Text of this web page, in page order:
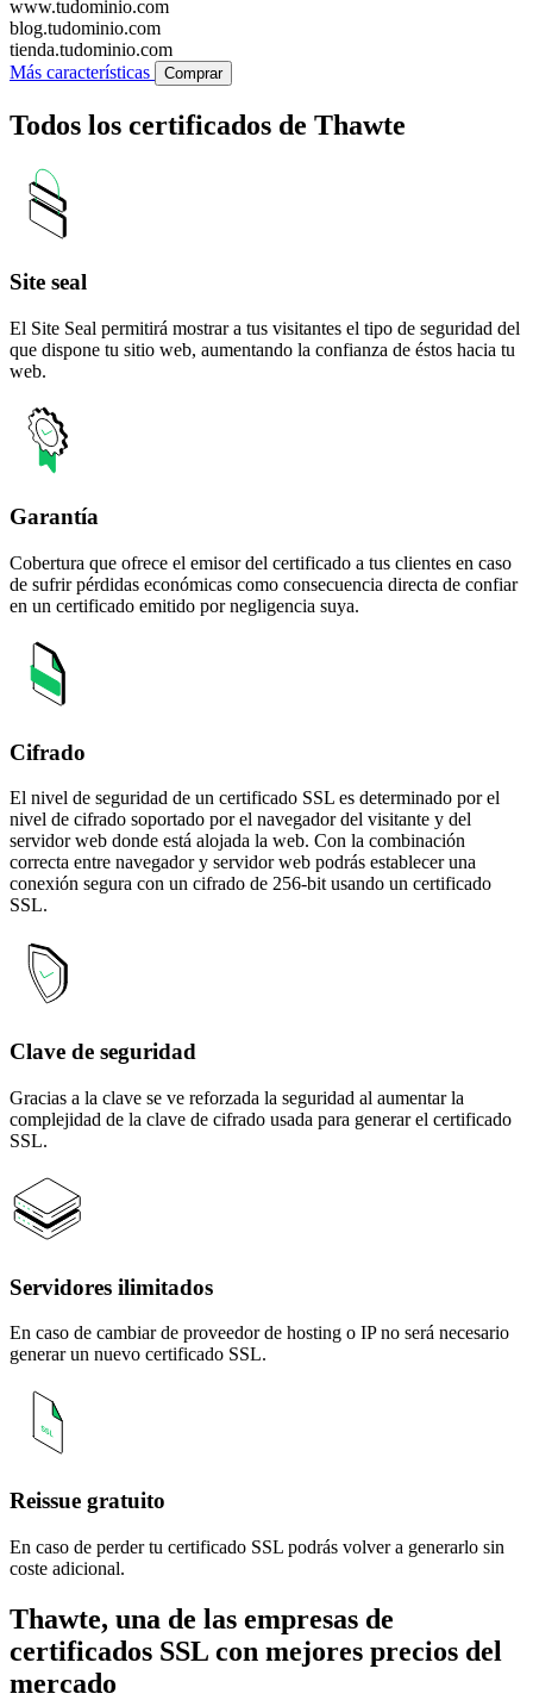
www.tudominio.com
blog.tudominio.com
tienda.tudominio.com
Más características
Comprar
Todos los certificados de Thawte
Site seal
El Site Seal permitirá mostrar a tus visitantes el tipo de seguridad del
que dispone tu sitio web, aumentando la confianza de éstos hacia tu
web.
Garantía
Cobertura que ofrece el emisor del certificado a tus clientes en caso
de sufrir pérdidas económicas como consecuencia directa de confiar
en un certificado emitido por negligencia suya.
Cifrado
El nivel de seguridad de un certificado SSL es determinado por el
nivel de cifrado soportado por el navegador del visitante y del
servidor web donde está alojada la web. Con la combinación
correcta entre navegador y servidor web podrás establecer una
conexión segura con un cifrado de 256-bit usando un certificado
SSL.
Clave de seguridad
Gracias a la clave se ve reforzada la seguridad al aumentar la
complejidad de la clave de cifrado usada para generar el certificado
SSL.
Servidores ilimitados
En caso de cambiar de proveedor de hosting o IP no será necesario
generar un nuevo certificado SSL.
Reissue gratuito
En caso de perder tu certificado SSL podrás volver a generarlo sin
coste adicional.
Thawte, una de las empresas de
certificados SSL con mejores precios del
mercado